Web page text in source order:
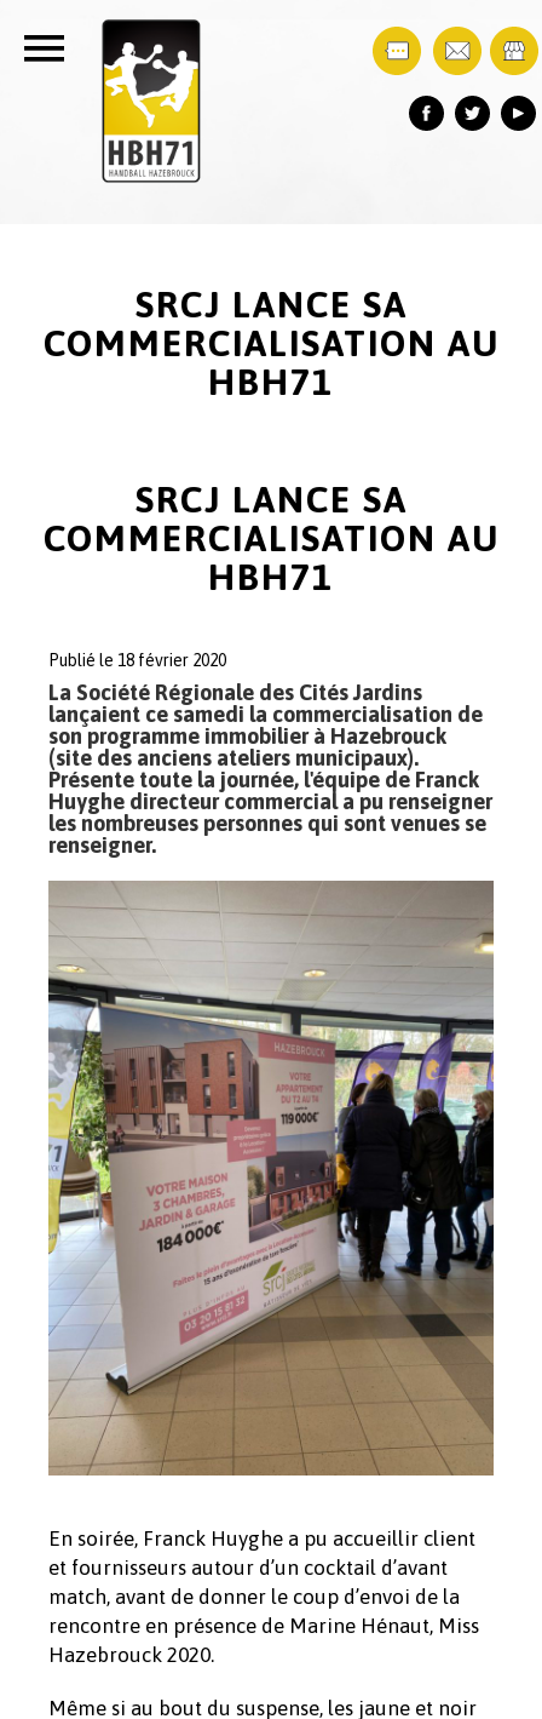
SRCJ LANCE SA
COMMERCIALISATION AU
HBH71
SRCJ LANCE SA
COMMERCIALISATION AU
HBH71
Publié le 18 février 2020
La Société Régionale des Cités Jardins
lançaient ce samedi la commercialisation de
son programme immobilier à Hazebrouck
(site des anciens ateliers municipaux).
Présente toute la journée, l'équipe de Franck
Huyghe directeur commercial a pu renseigner
les nombreuses personnes qui sont venues se
renseigner.
En soirée, Franck Huyghe a pu accueillir client
et fournisseurs autour d’un cocktail d’avant
match, avant de donner le coup d’envoi de la
rencontre en présence de Marine Hénaut, Miss
Hazebrouck 2020.
Même si au bout du suspense, les jaune et noir